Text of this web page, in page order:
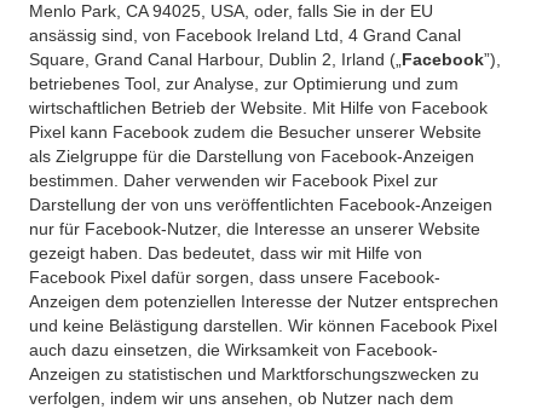
Menlo Park, CA 94025, USA, oder, falls Sie in der EU
ansässig sind, von Facebook Ireland Ltd, 4 Grand Canal
Square, Grand Canal Harbour, Dublin 2, Irland („ Facebook”),
betriebenes Tool, zur Analyse, zur Optimierung und zum
wirtschaftlichen Betrieb der Website. Mit Hilfe von Facebook
Pixel kann Facebook zudem die Besucher unserer Website
als Zielgruppe für die Darstellung von Facebook-Anzeigen
bestimmen. Daher verwenden wir Facebook Pixel zur
Darstellung der von uns veröffentlichten Facebook-Anzeigen
nur für Facebook-Nutzer, die Interesse an unserer Website
gezeigt haben. Das bedeutet, dass wir mit Hilfe von
Facebook Pixel dafür sorgen, dass unsere Facebook-
Anzeigen dem potenziellen Interesse der Nutzer entsprechen
und keine Belästigung darstellen. Wir können Facebook Pixel
auch dazu einsetzen, die Wirksamkeit von Facebook-
Anzeigen zu statistischen und Marktforschungszwecken zu
verfolgen, indem wir uns ansehen, ob Nutzer nach dem